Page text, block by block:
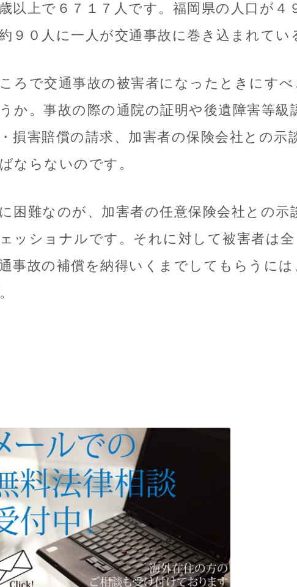
以上で６７１７人です。福岡県の人口が
９０人に一人が交通事故に巻き込まれてい
ろで交通事故の被害者になったときにす
か。事故の際の通院の証明や後遺障害等
損害賠償の請求、加害者の保険会社との
ならないのです。
困難なのが、加害者の任意保険会社との示
ッショナルです。それに対して被害者は
事故の補償を納得いくまでしてもらうに